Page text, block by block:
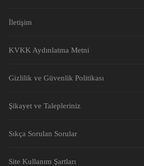
İletişim
KVKK Aydınlatma Metni
Gizlilik ve Güvenlik Politikası
Şikayet ve Talepleriniz
Sıkça Sorulan Sorular
Site Kullanım Şartları